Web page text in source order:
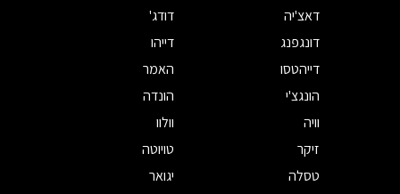
דאצ'יה
דודג'
דונגפנג
דייהו
דייהטסו
האמר
הונגצ'י
הונדה
וויה
וולוו
זיקר
טויוטה
טסלה
יגואר